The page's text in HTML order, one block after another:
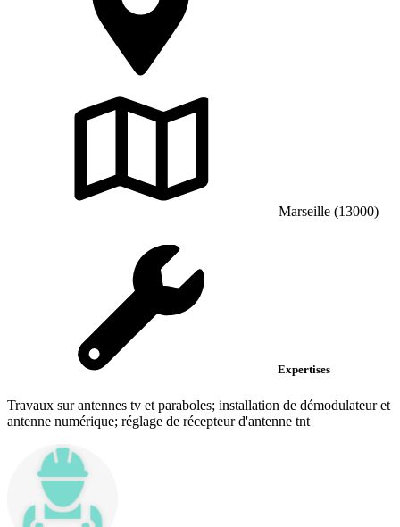
Marseille (13000)
Expertises
Travaux sur antennes tv et paraboles; installation de démodulateur et
antenne numérique; réglage de récepteur d'antenne tnt